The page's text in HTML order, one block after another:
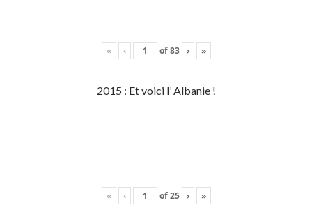
« ‹ of83 › »
2015 : Et voici l’ Albanie !
« ‹ of25 › »